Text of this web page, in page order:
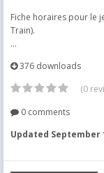
Fiche horaires pour le
Train).
...
376 downloads
(0
0 comments
Updated September